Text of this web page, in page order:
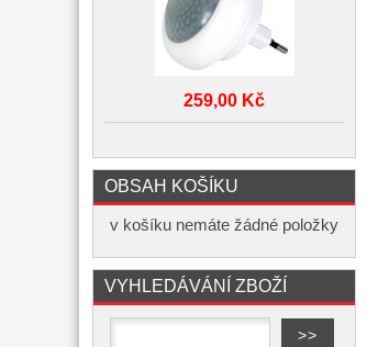
259,00 Kč
OBSAH KOŠÍKU
v košíku nemáte žádné položky
VYHLEDÁVÁNÍ ZBOŽÍ